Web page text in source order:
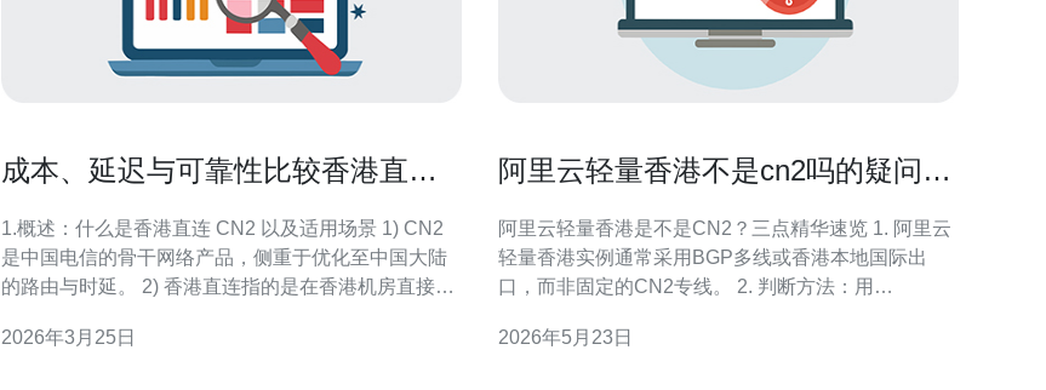
成本、延迟与可靠性比较香港直连
1.概述：什么是香港直连 CN2 以及适用场景 1) CN2
是中国电信的骨干网络产品，侧重于优化至中国大陆
的路由与时延。 2) 香港直连指的是在香港机房直接开
适合需要稳定低延迟访问大陆用户的应用：游戏、直
2026年3月25日
阿里云轻量香港不是cn2吗的疑问解
阿里云轻量香港是不是CN2？三点精华速览 1. 阿里云
轻量香港实例通常采用BGP多线或香港本地国际出
口，而非固定的CN2专线。 2. 判断方法：用
是否穿越CN2骨干。 3. 如果追求大陆到海外的超低延
2026年5月23日